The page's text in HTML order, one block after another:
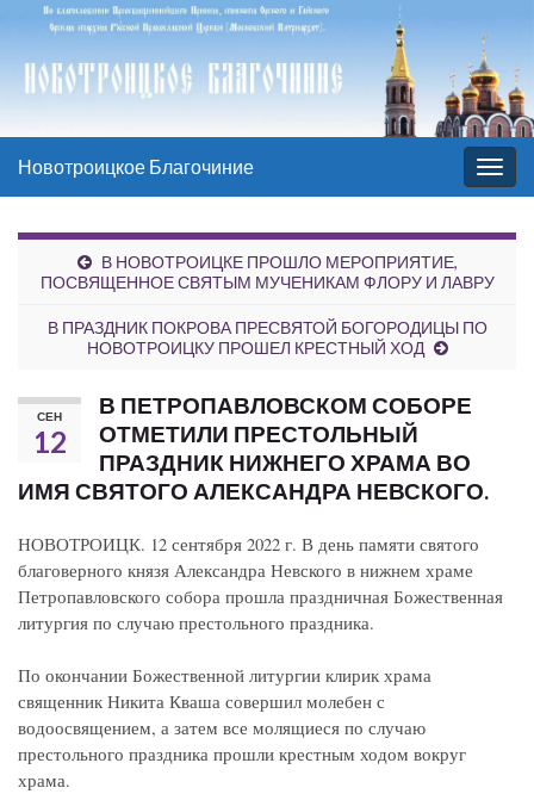
Вкл/
выкл
Новотроицкое Благочиние
В НОВОТРОИЦКЕ ПРОШЛО МЕРОПРИЯТИЕ,
ПОСВЯЩЕННОЕ СВЯТЫМ МУЧЕНИКАМ ФЛОРУ И ЛАВРУ
В ПРАЗДНИК ПОКРОВА ПРЕСВЯТОЙ БОГОРОДИЦЫ ПО
НОВОТРОИЦКУ ПРОШЕЛ КРЕСТНЫЙ ХОД
СЕН
12
В ПЕТРОПАВЛОВСКОМ СОБОРЕ
ОТМЕТИЛИ ПРЕСТОЛЬНЫЙ
ПРАЗДНИК НИЖНЕГО ХРАМА ВО
ИМЯ СВЯТОГО АЛЕКСАНДРА НЕВСКОГО.
НОВОТРОИЦК. 12 сентября 2022 г. В день памяти святого
благоверного князя Александра Невского в нижнем храме
Петропавловского собора прошла праздничная Божественная
литургия по случаю престольного праздника.
По окончании Божественной литургии клирик храма
священник Никита Кваша совершил молебен с
водоосвящением, а затем все молящиеся по случаю
престольного праздника прошли крестным ходом вокруг
храма.